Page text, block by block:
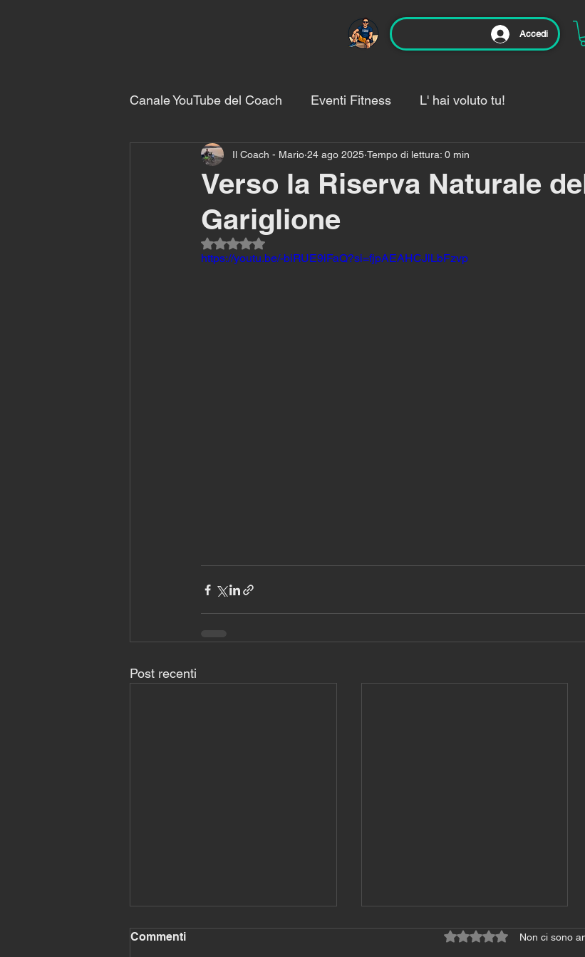
Accedi
Canale YouTube del Coach Eventi Fitness L' hai voluto tu!
Esercizi con il coach Allenamento di oggi🏃‍♂️
Verso la Riserva Naturale
Gariglione
Il Coach - Mario 24 ago 2025 Tempo di lettura: 0 min
Valutazione NaN stelle su 5.
https://youtu.be/-biRUE9iFaQ?si=fjpAEAHCJlLbFzvp
Post recenti
Commenti Valutazione 0 stelle su 5.
Non ci sono